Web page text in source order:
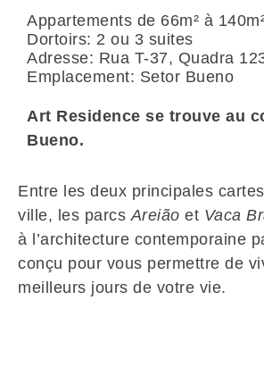
Appartements de 66m² à
Dortoirs: 2 ou 3 suites
Adresse: Rua T-37, Quadra
Emplacement: Setor Bueno
Art Residence se trouve au
Bueno.
Entre les deux principales
ville, les parcsAreião et Vaca
à l’architecture contemporaine
conçu pour vous permettre de
meilleurs jours de votre vie.